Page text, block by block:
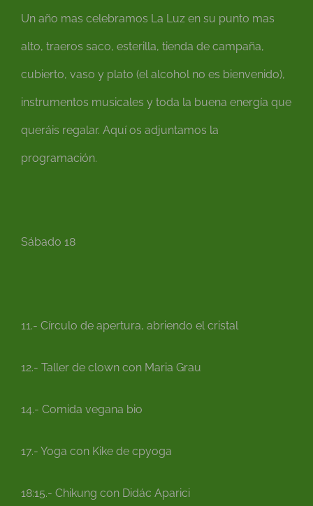
Un año mas celebramos La Luz en su punto mas
alto, traeros saco, esterilla, tienda de campaña,
cubierto, vaso y plato (el alcohol no es bienvenido),
instrumentos musicales y toda la buena energía que
queráis regalar. Aquí os adjuntamos la
programación.
Sábado 18
11.- Círculo de apertura, abriendo el cristal
12.- Taller de clown con Maria Grau
14.- Comida vegana bio
17.- Yoga con Kike de cpyoga
18:15.- Chikung con Didác Aparici